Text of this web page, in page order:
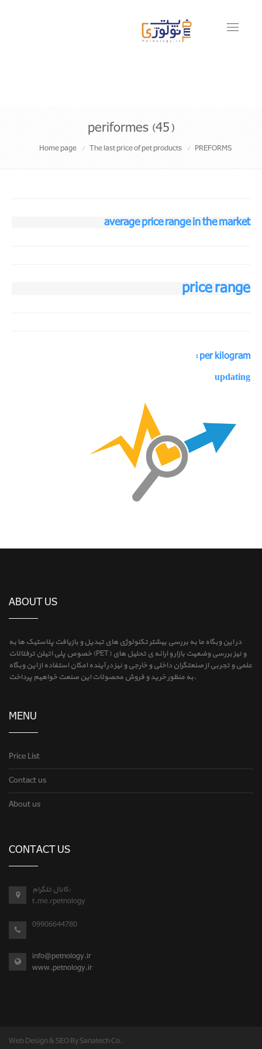
Toggle
periformes (45)
Home page The last price of pet products PREFORMS
average price range in the market
price range
per kilogram :
updating
ABOUT US
در این وبگاه ما به بررسی بیشتر تکنولوژی های تبدیل و بازیافت پلاستیک ها به
خصوص پلی اتیلن ترفتالات (PET) و نیز بررسی وضعیت بازار و ارائه ی تحلیل های
علمی و تجربی از صنعتگران داخلی و خارجی و نیز در آینده امکان استفاده از این وبگاه
به منظور خرید و فروش محصولات این صنعت خواهیم پرداخت.
MENU
Price List
Contact us
About us
CONTACT US
کانال تلگرام:
t.me/petnology
09906644780
info@petnology.ir
www.petnology.ir
Web Design & SEO By Sanatech Co.